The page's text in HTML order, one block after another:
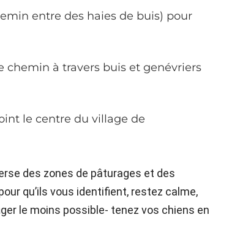
entre des haies de buis) pour
chemin à travers buis et genévriers
le centre du village de
des zones de pâturages et des
qu’ils vous identifient, restez calme,
le moins possible- tenez vos chiens en